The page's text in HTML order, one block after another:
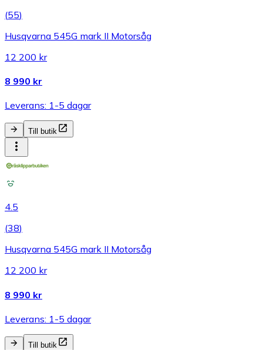
(55)
Husqvarna 545G mark II Motorsåg
12 200 kr
8 990 kr
Leverans: 1-5 dagar
Till butik
4.5
(38)
Husqvarna 545G mark II Motorsåg
12 200 kr
8 990 kr
Leverans: 1-5 dagar
Till butik